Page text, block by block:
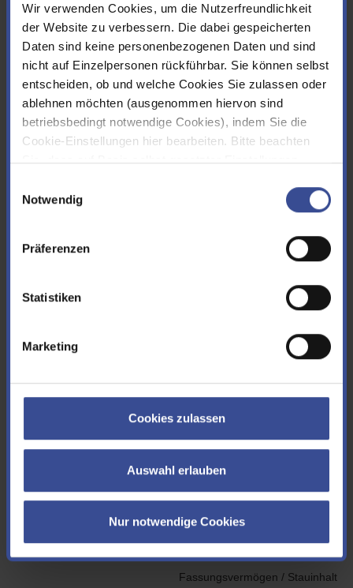
Wir verwenden Cookies, um die Nutzerfreundlichkeit
der Website zu verbessern. Die dabei gespeicherten
Daten sind keine personenbezogenen Daten und sind
nicht auf Einzelpersonen rückführbar. Sie können selbst
entscheiden, ob und welche Cookies Sie zulassen oder
ablehnen möchten (ausgenommen hiervon sind
betriebsbedingt notwendige Cookies), indem Sie die
Cookie-Einstellungen hier bearbeiten. Bitte beachten
Sie, dass auf Basis selbst gesetzter Einstellungen
Verfügung stehen. Sie können Ihre Cookie-
Einstellungen jederzeit ändern, den Link finden Sie im
Notwendig
Präferenzen
Statistiken
Marketing
Cookies zulassen
Auswahl erlauben
Nur notwendige Cookies
41,50 m
Kronenlänge
Kronenbreite
7,50 m
Sohlenbreite
Stauhöhe
Fassungsvermögen / Stauinhalt